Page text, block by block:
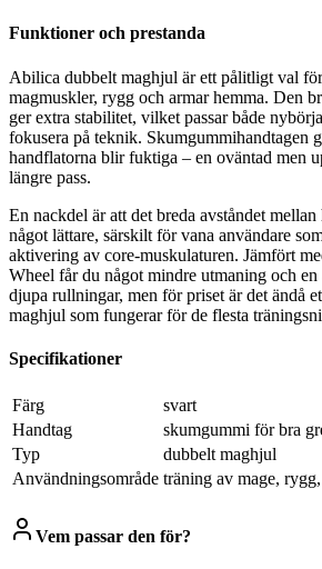
Funktioner och prestanda
Abilica dubbelt maghjul är ett pålitligt val
magmuskler, rygg och armar hemma. Den
ger extra stabilitet, vilket passar både
fokusera på teknik. Skumgummihandtagen
handflatorna blir fuktiga – en oväntad men
längre pass.
En nackdel är att det breda avståndet
något lättare, särskilt för vana användare
aktivering av core-muskulaturen. Jämfört
Wheel får du något mindre utmaning och
djupa rullningar, men för priset är det ändå
maghjul som fungerar för de flesta
Specifikationer
Färg
svart
Handtag
skumgummi för bra
Typ
dubbelt maghjul
Användningsområde träning av mage,
Vem passar den för?